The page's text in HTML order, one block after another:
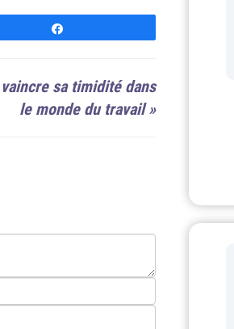
sa timidité dans
le monde du travail»